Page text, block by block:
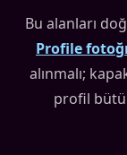
Bu alanları
Profile
alınmalı;
profil